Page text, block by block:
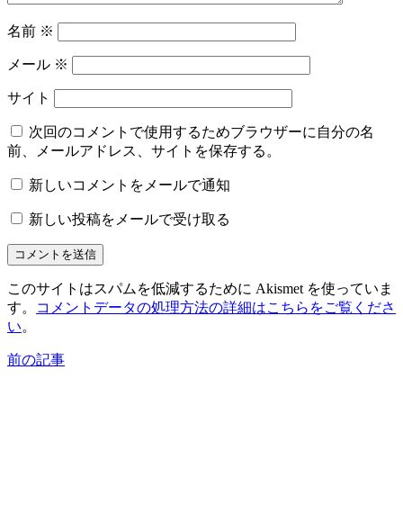
名前 ※
メール ※
サイト
次回のコメントで使用するためブラウザーに自分の名
前、メールアドレス、サイトを保存する。
新しいコメントをメールで通知
新しい投稿をメールで受け取る
このサイトはスパムを低減するために Akismet を使っていま
す。
コメントデータの処理方法の詳細はこちらをご覧くださ
い。
前の記事